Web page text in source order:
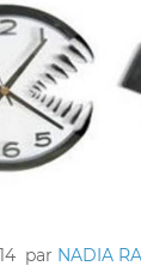
par NADIA